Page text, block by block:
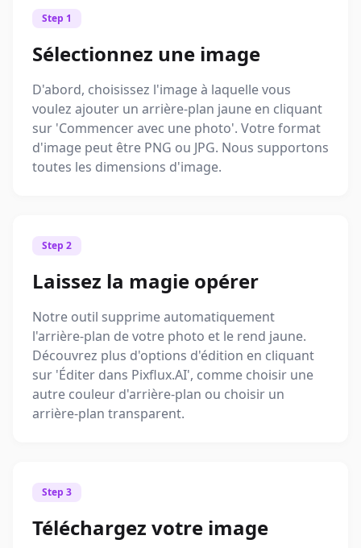
Step 1
Sélectionnez une image
D'abord, choisissez l'image à laquelle vous
voulez ajouter un arrière-plan jaune en cliquant
sur 'Commencer avec une photo'. Votre format
d'image peut être PNG ou JPG. Nous supportons
toutes les dimensions d'image.
Step 2
Laissez la magie opérer
Notre outil supprime automatiquement
l'arrière-plan de votre photo et le rend jaune.
Découvrez plus d'options d'édition en cliquant
sur 'Éditer dans Pixflux.AI', comme choisir une
autre couleur d'arrière-plan ou choisir un
arrière-plan transparent.
Step 3
Téléchargez votre image